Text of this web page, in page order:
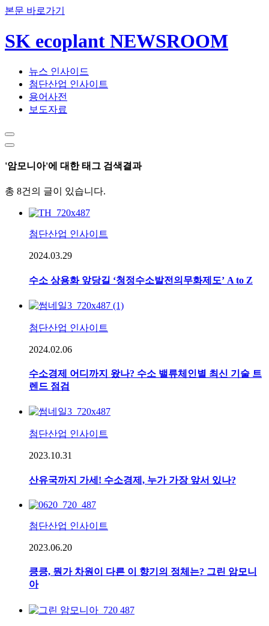
본문 바로가기
SK ecoplant NEWSROOM
뉴스 인사이드
첨단산업 인사이트
용어사전
보도자료
'암모니아'에 대한 태그 검색결과
총 8건의 글이 있습니다.
첨단산업 인사이트
2024.03.29
수소 상용화 앞당길 ‘청정수소발전의무화제도’ A to Z
첨단산업 인사이트
2024.02.06
수소경제 어디까지 왔나? 수소 밸류체인별 최신 기술 트
렌드 점검
첨단산업 인사이트
2023.10.31
산유국까지 가세! 수소경제, 누가 가장 앞서 있나?
첨단산업 인사이트
2023.06.20
킁킁, 뭔가 차원이 다른 이 향기의 정체는? 그린 암모니
아